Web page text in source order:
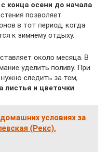
с конца осени до начала
позволяет
в тот период, когда
к зимнему отдыху.
около месяца. В
уделить поливу. При
следить за тем,
листья и цветочки.
условиях за
(Рекс),